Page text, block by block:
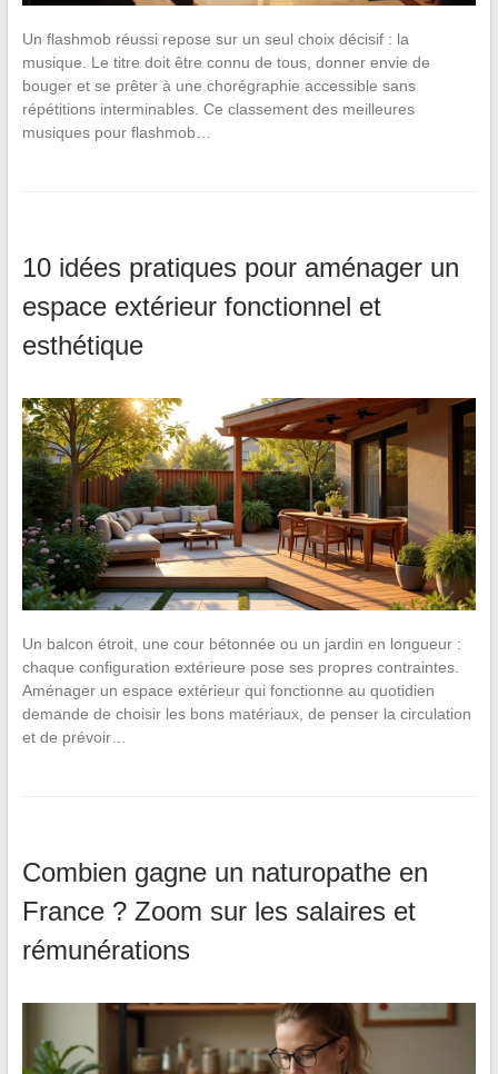
Un flashmob réussi repose sur un seul choix décisif : la
musique. Le titre doit être connu de tous, donner envie de
bouger et se prêter à une chorégraphie accessible sans
répétitions interminables. Ce classement des meilleures
musiques pour flashmob…
10 idées pratiques pour aménager un
espace extérieur fonctionnel et
esthétique
Un balcon étroit, une cour bétonnée ou un jardin en longueur :
chaque configuration extérieure pose ses propres contraintes.
Aménager un espace extérieur qui fonctionne au quotidien
demande de choisir les bons matériaux, de penser la circulation
et de prévoir…
Combien gagne un naturopathe en
France ? Zoom sur les salaires et
rémunérations